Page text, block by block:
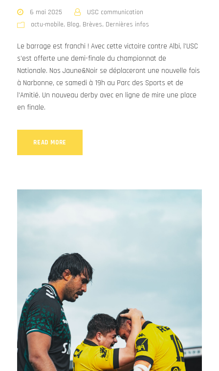
6 mai 2025
USC communication
actu-mobile, Blog, Brèves, Dernières infos
Le barrage est franchi ! Avec cette victoire contre Albi, l’USC
s’est offerte une demi-finale du championnat de
Nationale. Nos Jaune&Noir se déplaceront une nouvelle fois
à Narbonne, ce samedi à 19h au Parc des Sports et de
l’Amitié. Un nouveau derby avec en ligne de mire une place
en finale.
READ MORE